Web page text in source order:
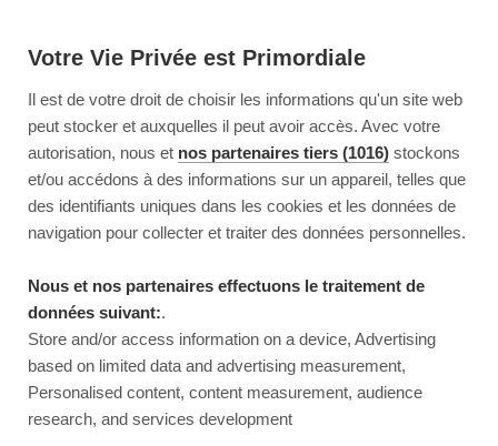
Votre Vie Privée est Primordiale
Il est de votre droit de choisir les informations qu'un site web
peut stocker et auxquelles il peut avoir accès. Avec votre
autorisation, nous et nos partenaires tiers (1016) stockons
et/ou accédons à des informations sur un appareil, telles que
des identifiants uniques dans les cookies et les données de
navigation pour collecter et traiter des données personnelles.
Nous et nos partenaires effectuons le traitement de
données suivant:.
Store and/or access information on a device, Advertising
based on limited data and advertising measurement,
Personalised content, content measurement, audience
research, and services development